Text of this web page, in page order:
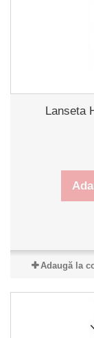
Lanseta
Adaugă la